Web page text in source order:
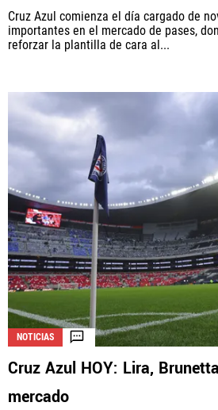
Cruz Azul comienza el día cargado de
importantes en el mercado de pases,
reforzar la plantilla de cara al...
NOTICIAS
Cruz Azul HOY: Lira,
mercado